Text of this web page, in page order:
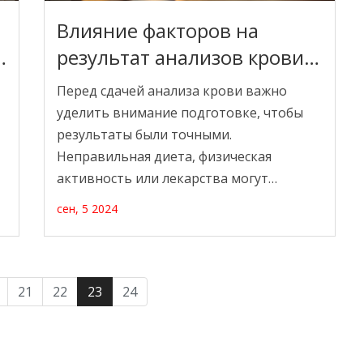
Влияние факторов на
результат анализов крови и
как их избежать
Перед сдачей анализа крови важно
уделить внимание подготовке, чтобы
результаты были точными.
Неправильная диета, физическая
активность или лекарства могут
показатели состояния здоровья.
сен, 5 2024
21 22 23 24